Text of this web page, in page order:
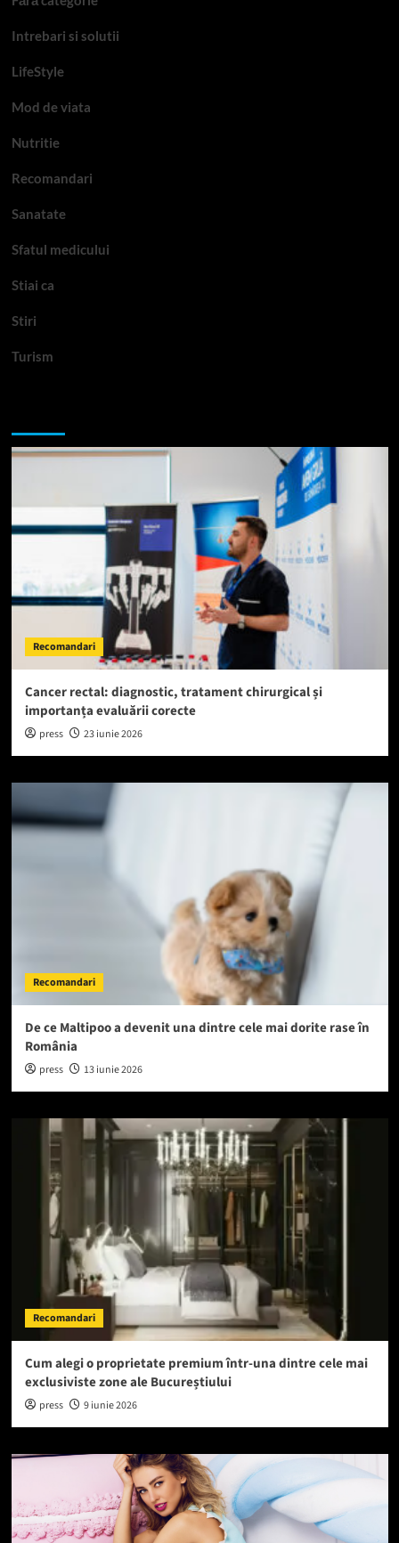
Intrebari si solutii
LifeStyle
Mod de viata
Nutritie
Recomandari
Sanatate
Sfatul medicului
Stiai ca
Stiri
Turism
Recomandari
Cancer rectal: diagnostic, tratament chirurgical și
importanța evaluării corecte
press 23 iunie 2026
Recomandari
De ce Maltipoo a devenit una dintre cele mai dorite rase în
România
press 13 iunie 2026
Recomandari
Cum alegi o proprietate premium într-una dintre cele mai
exclusiviste zone ale Bucureștiului
press 9 iunie 2026